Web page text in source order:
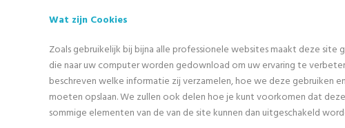
Wat zijn Cookies
Zoals gebruikelijk bij bijna alle professionele websites maakt deze site
die naar uw computer worden gedownload om uw ervaring te
beschreven welke informatie zij verzamelen, hoe we deze gebruiken
moeten opslaan. We zullen ook delen hoe je kunt voorkomen dat
sommige elementen van de van de site kunnen dan uitgeschakeld